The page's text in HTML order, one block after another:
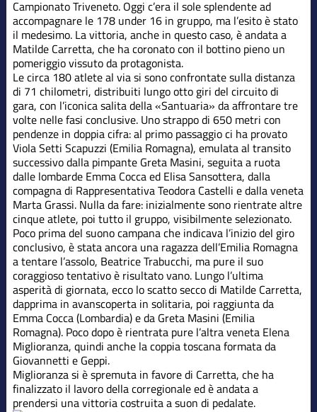
Campionato Triveneto. Oggi c’era il sole splendente ad
accompagnare le 178 under 16 in gruppo, ma l’esito è stato
il medesimo. La vittoria, anche in questo caso, è andata a
Matilde Carretta, che ha coronato con il bottino pieno un
pomeriggio vissuto da protagonista.
Le circa 180 atlete al via si sono confrontate sulla distanza
di 71 chilometri, distribuiti lungo otto giri del circuito di
gara, con l’iconica salita della «Santuaria» da affrontare tre
volte nelle fasi conclusive. Uno strappo di 650 metri con
pendenze in doppia cifra: al primo passaggio ci ha provato
Viola Setti Scapuzzi (Emilia Romagna), emulata al transito
successivo dalla pimpante Greta Masini, seguita a ruota
dalle lombarde Emma Cocca ed Elisa Sansottera, dalla
compagna di Rappresentativa Teodora Castelli e dalla veneta
Marta Grassi. Nulla da fare: inizialmente sono rientrate altre
cinque atlete, poi tutto il gruppo, visibilmente selezionato.
Poco prima del suono campana che indicava l’inizio del giro
conclusivo, è stata ancora una ragazza dell’Emilia Romagna
a tentare l’assolo, Beatrice Trabucchi, ma pure il suo
coraggioso tentativo è risultato vano. Lungo l’ultima
asperità di giornata, ecco lo scatto secco di Matilde Carretta,
dapprima in avanscoperta in solitaria, poi raggiunta da
Emma Cocca (Lombardia) e da Greta Masini (Emilia
Romagna). Poco dopo è rientrata pure l’altra veneta Elena
Miglioranza, quindi anche la coppia toscana formata da
Giovannetti e Geppi.
Miglioranza si è spremuta in favore di Carretta, che ha
finalizzato il lavoro della corregionale ed è andata a
prendersi una vittoria costruita a suon di pedalate.